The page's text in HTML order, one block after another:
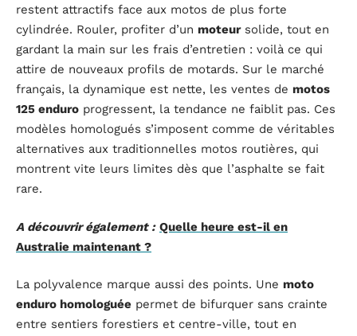
restent attractifs face aux motos de plus forte
cylindrée. Rouler, profiter d’un moteursolide, tout en
gardant la main sur les frais d’entretien : voilà ce qui
attire de nouveaux profils de motards. Sur le marché
français, la dynamique est nette, les ventes de motos
125 enduro progressent, la tendance ne faiblit pas. Ces
modèles homologués s’imposent comme de véritables
alternatives aux traditionnelles motos routières, qui
montrent vite leurs limites dès que l’asphalte se fait
rare.
A découvrir également : Quelle heure est-il en
Australie maintenant ?
La polyvalence marque aussi des points. Une moto
enduro homologuée permet de bifurquer sans crainte
entre sentiers forestiers et centre-ville, tout en